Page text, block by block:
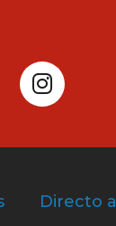
Directo a